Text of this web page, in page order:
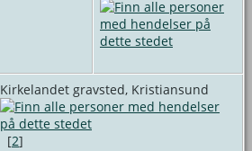
Kirkelandet gravsted, Kristiansund
[2]